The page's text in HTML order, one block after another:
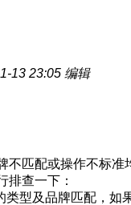
13 23:05 编辑
不匹配或操作不标准
排查一下：
型及品牌匹配，如